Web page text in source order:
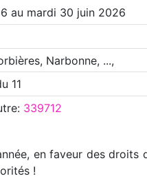
au mardi 30 juin 2026
Narbonne, ...,
11
: 339712
en faveur des droits
!